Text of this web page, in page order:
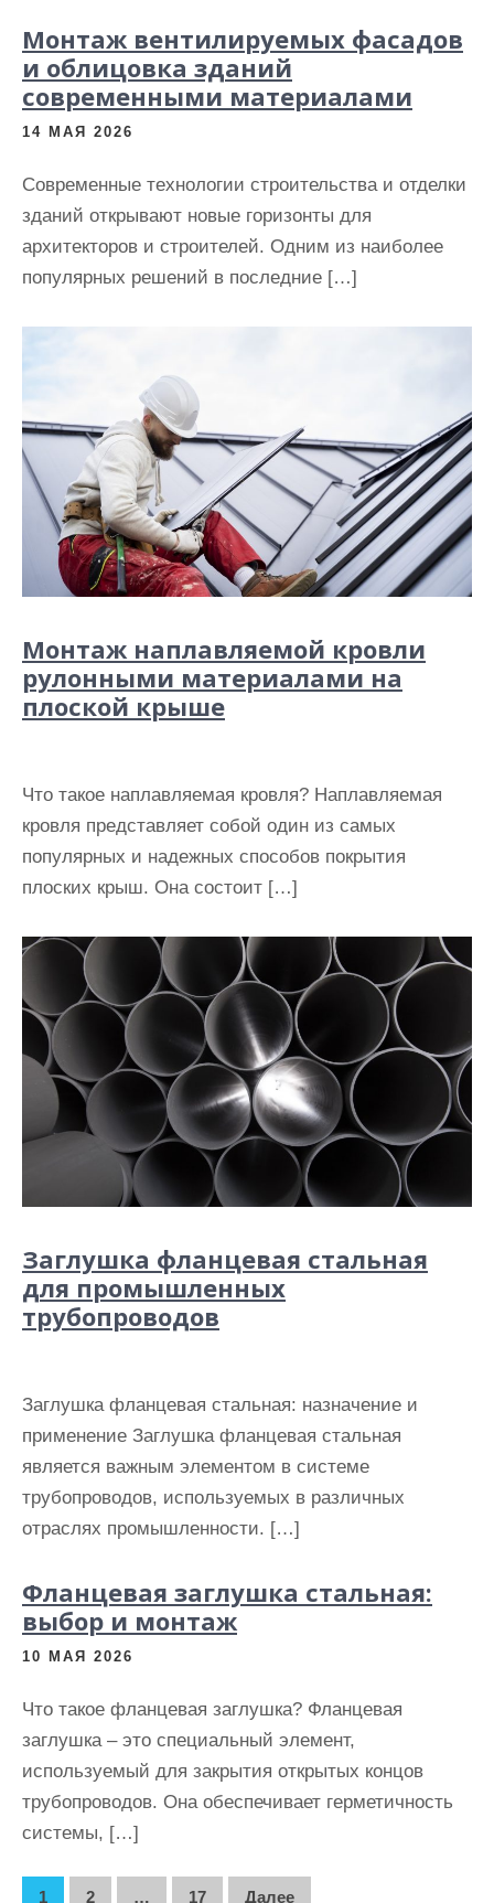
Монтаж вентилируемых фасадов
и облицовка зданий
современными материалами
14 МАЯ 2026
Современные технологии строительства и отделки
зданий открывают новые горизонты для
архитекторов и строителей. Одним из наиболее
популярных решений в последние […]
Монтаж наплавляемой кровли
рулонными материалами на
плоской крыше
Что такое наплавляемая кровля? Наплавляемая
кровля представляет собой один из самых
популярных и надежных способов покрытия
плоских крыш. Она состоит […]
Заглушка фланцевая стальная
для промышленных
трубопроводов
Заглушка фланцевая стальная: назначение и
применение Заглушка фланцевая стальная
является важным элементом в системе
трубопроводов, используемых в различных
отраслях промышленности. […]
Фланцевая заглушка стальная:
выбор и монтаж
10 МАЯ 2026
Что такое фланцевая заглушка? Фланцевая
заглушка – это специальный элемент,
используемый для закрытия открытых концов
трубопроводов. Она обеспечивает герметичность
системы, […]
1 2 … 17 Далее